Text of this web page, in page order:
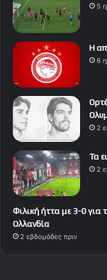
5
Η
6
2
Τα
2
Φιλική ήττα με 3-0 για
Ολλανδία
2 εβδομάδες πριν